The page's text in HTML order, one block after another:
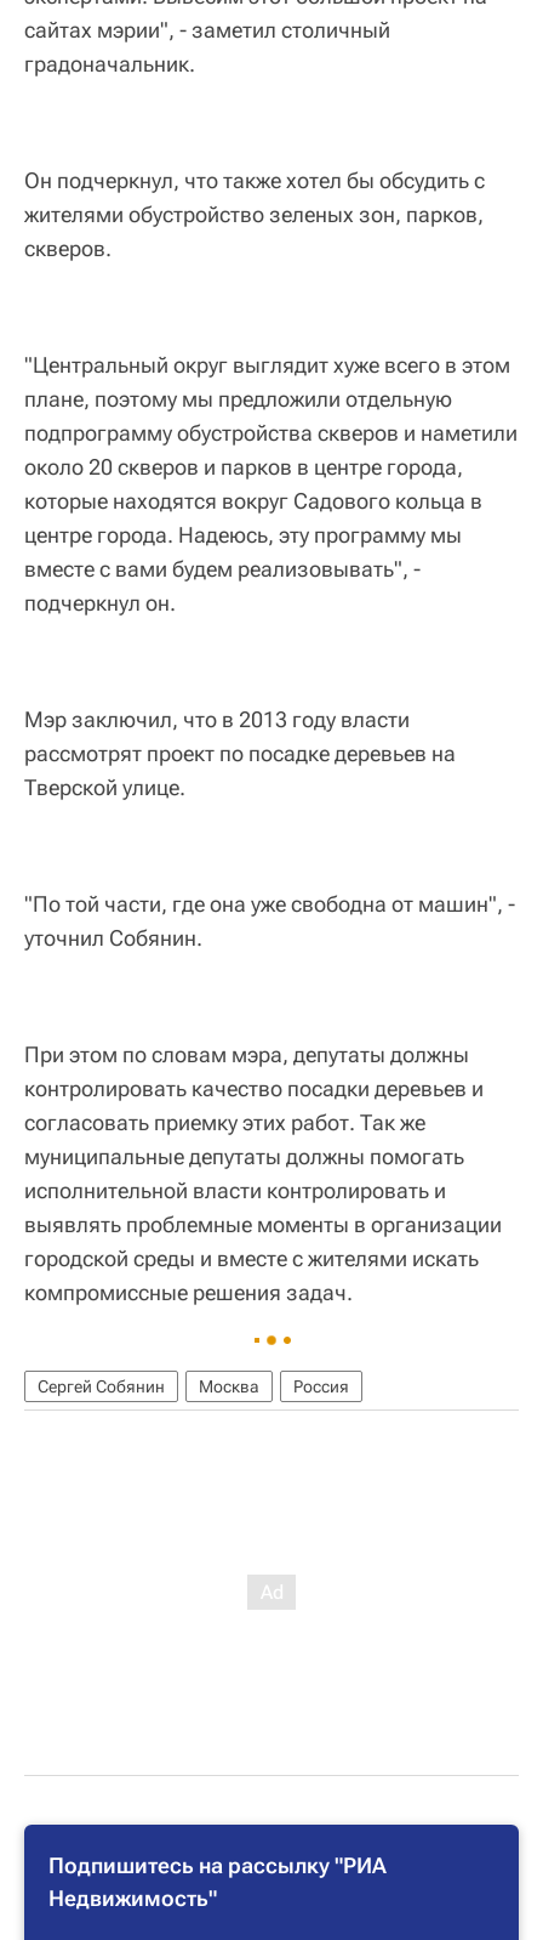
сайтах мэрии", - заметил столичный
градоначальник.
Он подчеркнул, что также хотел бы обсудить с
жителями обустройство зеленых зон, парков,
скверов.
"Центральный округ выглядит хуже всего в этом
плане, поэтому мы предложили отдельную
подпрограмму обустройства скверов и наметили
около 20 скверов и парков в центре города,
которые находятся вокруг Садового кольца в
центре города. Надеюсь, эту программу мы
вместе с вами будем реализовывать", -
подчеркнул он.
Мэр заключил, что в 2013 году власти
рассмотрят проект по посадке деревьев на
Тверской улице.
"По той части, где она уже свободна от машин", -
уточнил Собянин.
При этом по словам мэра, депутаты должны
контролировать качество посадки деревьев и
согласовать приемку этих работ. Так же
муниципальные депутаты должны помогать
исполнительной власти контролировать и
выявлять проблемные моменты в организации
городской среды и вместе с жителями искать
компромиссные решения задач.
Сергей Собянин Москва Россия
Подпишитесь на рассылку "РИА
Недвижимость"